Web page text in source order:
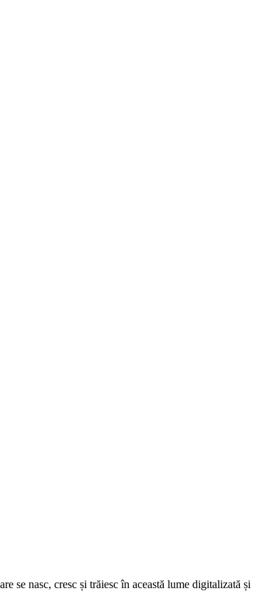
se nasc, cresc și trăiesc în această lume digitalizată și